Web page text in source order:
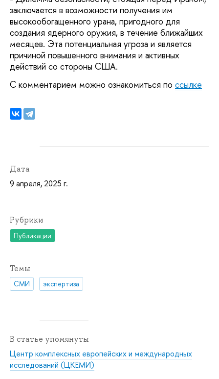
заключается в возможности получения им
высокообогащенного урана, пригодного для
создания ядерного оружия, в течение ближайших
месяцев. Эта потенциальная угроза и является
причиной повышенного внимания и активных
действий со стороны США.
С комментарием можно ознакомиться по ссылке
Дата
9 апреля, 2025 г.
Рубрики
Публикации
Темы
СМИ экспертиза
В статье упомянуты
Центр комплексных европейских и международных
исследований (ЦКЕМИ)